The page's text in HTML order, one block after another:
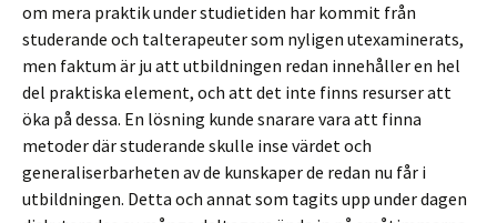
om mera praktik under studietiden har kommit från
studerande och talterapeuter som nyligen utexaminerats,
men faktum är ju att utbildningen redan innehåller en hel
del praktiska element, och att det inte finns resurser att
öka på dessa. En lösning kunde snarare vara att finna
metoder där studerande skulle inse värdet och
generaliserbarheten av de kunskaper de redan nu får i
utbildningen. Detta och annat som tagits upp under dagen